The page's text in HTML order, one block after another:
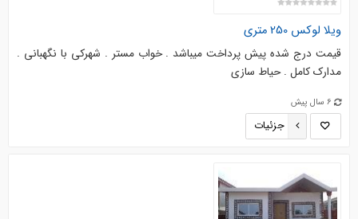
ویلا لوکس 250 متری
قیمت درج شده پیش پرداخت میباشد . خواب مستر . شهرکی با نگهبانی .
مدارک کامل . حیاط سازی
6 سال پیش
جزئیات